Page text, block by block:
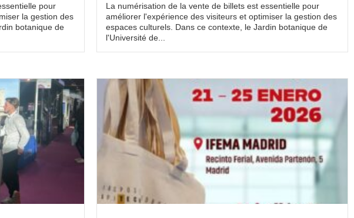
pour
la gestion des
botanique de
La numérisation de la vente de billets est essentielle pour
améliorer l'expérience des visiteurs et optimiser la gestion des
espaces culturels. Dans ce contexte, le Jardin botanique de
l'Université de...